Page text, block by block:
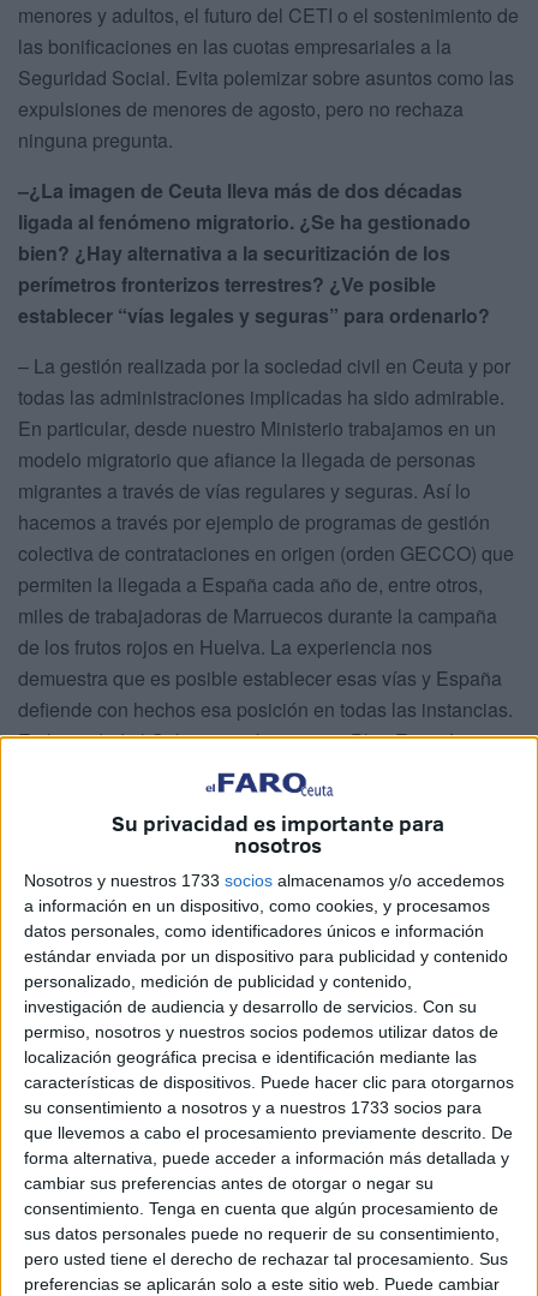
Su privacidad es importante para
nosotros
Nosotros y nuestros 1733 socios almacenamos y/o accedemos
a información en un dispositivo, como cookies, y procesamos
datos personales, como identificadores únicos e información
estándar enviada por un dispositivo para publicidad y contenido
personalizado, medición de publicidad y contenido,
investigación de audiencia y desarrollo de servicios. Con su
permiso, nosotros y nuestros socios podemos utilizar datos de
localización geográfica precisa e identificación mediante las
características de dispositivos. Puede hacer clic para otorgarnos
su consentimiento a nosotros y a nuestros 1733 socios para
que llevemos a cabo el procesamiento previamente descrito. De
forma alternativa, puede acceder a información más detallada y
cambiar sus preferencias antes de otorgar o negar su
consentimiento. Tenga en cuenta que algún procesamiento de
sus datos personales puede no requerir de su consentimiento,
pero usted tiene el derecho de rechazar tal procesamiento. Sus
preferencias se aplicarán solo a este sitio web. Puede cambiar
menores y adultos, el futuro del CETI o el sostenimiento de
las bonificaciones en las cuotas empresariales a la
Seguridad Social. Evita polemizar sobre asuntos como las
expulsiones de menores de agosto, pero no rechaza
ninguna pregunta.
–¿La imagen de Ceuta lleva más de dos décadas
ligada al fenómeno migratorio. ¿Se ha gestionado
bien? ¿Hay alternativa a la securitización de los
perímetros fronterizos terrestres? ¿Ve posible
establecer “vías legales y seguras” para ordenarlo?
– La gestión realizada por la sociedad civil en Ceuta y por
todas las administraciones implicadas ha sido admirable.
En particular, desde nuestro Ministerio trabajamos en un
modelo migratorio que afiance la llegada de personas
migrantes a través de vías regulares y seguras. Así lo
hacemos a través por ejemplo de programas de gestión
colectiva de contrataciones en origen (orden GECCO) que
permiten la llegada a España cada año de, entre otros,
miles de trabajadoras de Marruecos durante la campaña
de los frutos rojos en Huelva. La experiencia nos
demuestra que es posible establecer esas vías y España
defiende con hechos esa posición en todas las instancias.
En la ciudad el Gobierno trabaja en un Plan Estratégico
que estaría listo en junio y que, atendiendo a las
especiales peculiaridades de Ceuta, buscará no solo
reforzar la viabilidad económica sino también la cohesión
Recuperación son una gran oportunidad para poner en
marcha en Ceuta un nuevo modelo económico con una
actividad más diversificada y con mayor perspectiva de
futuro, con mejores empleos y mejores actividades.
"De mayo lo relevante fue la
capacidad de todas las
administraciones para responder
al episodio"
–La ciudad disfruta desde hace años de cuantiosas
bonificaciones en las cuotas a la Seguridad Social,
pero hace mucho que no se evalúan. ¿Prevé cambios?